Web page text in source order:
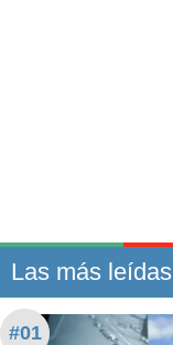
Las más leídas
#01